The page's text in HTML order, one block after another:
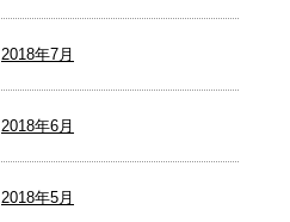
2018年7月
2018年6月
2018年5月